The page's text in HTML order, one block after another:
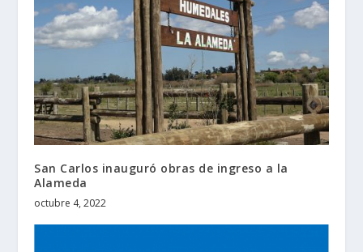
San Carlos inauguró obras de ingreso a la
Alameda
octubre 4, 2022